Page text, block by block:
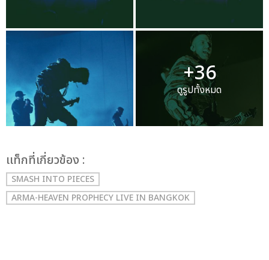
+36
ดูรูปทั้งหมด
เเท็กที่เกี่ยวข้อง :
SMASH INTO PIECES
ARMA-HEAVEN PROPHECY LIVE IN BANGKOK